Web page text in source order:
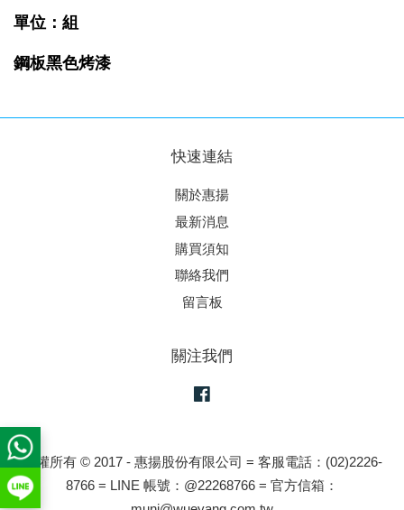
單位：組
鋼板黑色烤漆
快速連結
關於惠揚
最新消息
購買須知
聯絡我們
留言板
關注我們
版權所有 © 2017 - 惠揚股份有限公司 = 客服電話：(02)2226-
8766 = LINE 帳號：@22268766 = 官方信箱：